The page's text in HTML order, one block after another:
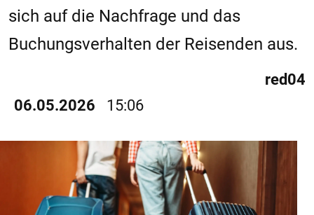
sich auf die Nachfrage und das
Buchungsverhalten der Reisenden aus.
06.05.2026 15:06
red04